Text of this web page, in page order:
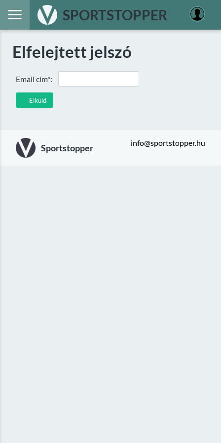
SPORTSTOPPER
Elfelejtett jelszó
Elküld
Email cím*:
Sportstopper info@sportstopper.hu